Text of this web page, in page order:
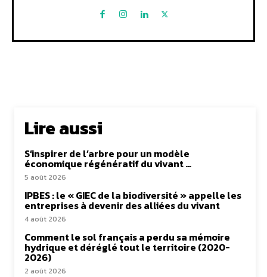
Lire aussi
S’inspirer de l’arbre pour un modèle
économique régénératif du vivant …
5 août 2026
IPBES : le « GIEC de la biodiversité » appelle les
entreprises à devenir des alliées du vivant
4 août 2026
Comment le sol français a perdu sa mémoire
hydrique et déréglé tout le territoire (2020-
2026)
2 août 2026